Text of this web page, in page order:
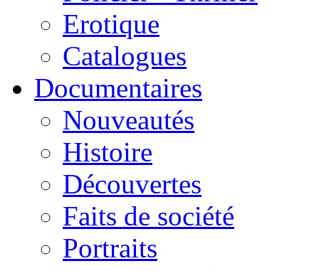
Erotique
Catalogues
Documentaires
Nouveautés
Histoire
Découvertes
Faits de société
Portraits